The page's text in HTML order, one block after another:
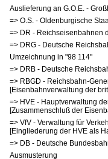
Auslieferung an G.O.E. -
=> O.S. - Oldenburgische
=> DR - Reichseisenbahnen
=> DRG - Deutsche
Umzeichnung in "98 114"
=> DRB - Deutsche
=> RBGD - Reichsbahn-
[Eisenbahnverwaltung der
=> HVE - Hauptverwaltung
[Zusammenschluß der
=> VfV - Verwaltung für
[Eingliederung der HVE als
=> DB - Deutsche
Ausmusterung